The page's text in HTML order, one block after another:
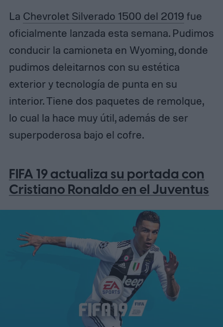
La Chevrolet Silverado 1500 del 2019 fue
oficialmente lanzada esta semana. Pudimos
conducir la camioneta en Wyoming, donde
pudimos deleitarnos con su estética
exterior y tecnología de punta en su
interior. Tiene dos paquetes de remolque,
lo cual la hace muy útil, además de ser
superpoderosa bajo el cofre.
FIFA 19 actualiza su portada con
Cristiano Ronaldo en el Juventus